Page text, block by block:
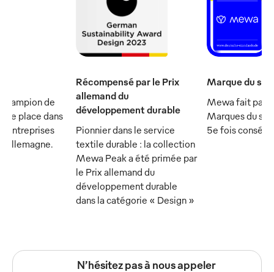
de
se place dans
entreprises
Allemagne.
Récompensé par le Prix
allemand du
développement durable
Pionnier dans le service
textile durable : la collection
Mewa Peak a été primée par
le Prix allemand du
développement durable
dans la catégorie « Design »
Marque du
Mewa fait
Marques du
5e fois
N’hésitez pas à nous appeler